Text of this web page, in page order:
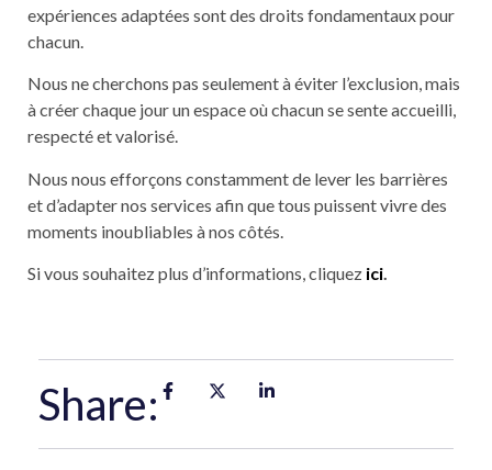
expériences adaptées sont des droits fondamentaux pour
chacun.
Nous ne cherchons pas seulement à éviter l’exclusion, mais
à créer chaque jour un espace où chacun se sente accueilli,
respecté et valorisé.
Nous nous efforçons constamment de lever les barrières
et d’adapter nos services afin que tous puissent vivre des
moments inoubliables à nos côtés.
Si vous souhaitez plus d’informations, cliquez ici.
Share: